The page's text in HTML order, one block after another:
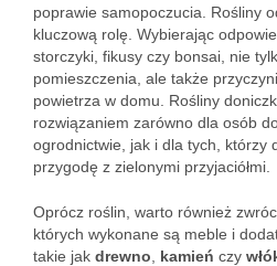
poprawie samopoczucia. Rośliny
kluczową rolę. Wybierając
storczyki, fikusy czy bonsai, nie
pomieszczenia, ale także
powietrza w domu. Rośliny
rozwiązaniem zarówno dla osób
ogrodnictwie, jak i dla tych, którzy
przygodę z zielonymi przyjaciółmi.
Oprócz roślin, warto również
których wykonane są meble i
takie jak drewno kamień czy